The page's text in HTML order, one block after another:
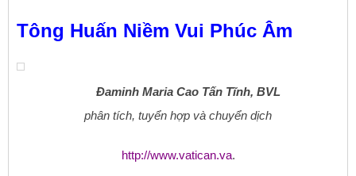
Tông Huấn Niềm Vui Phúc Âm
Đaminh Maria Cao Tấn Tĩnh, BVL
phân tích, tuyển hợp và chuyển dịch
http://www.vatican.va.